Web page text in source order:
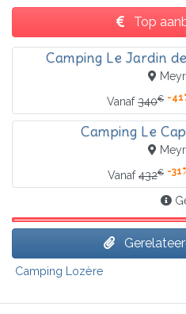
Top
Camping Le Jardin
Vanaf340€ -
Camping Le
Vanaf432€ -
Camping Lozère